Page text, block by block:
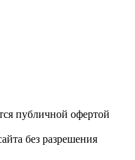
публичной офертой
без разрешения